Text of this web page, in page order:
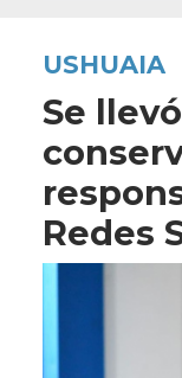
USHUAIA
Se
Redes